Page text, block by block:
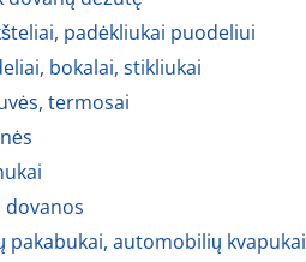
padėkliukai puodeliui
bokalai, stikliukai
termosai
dovanos
pakabukai, automobilių kvapukai